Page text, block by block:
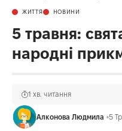
ЖИТТЯ НОВИНИ
5 травня:
народні
Алконова Людмила 5
1 хв. читання